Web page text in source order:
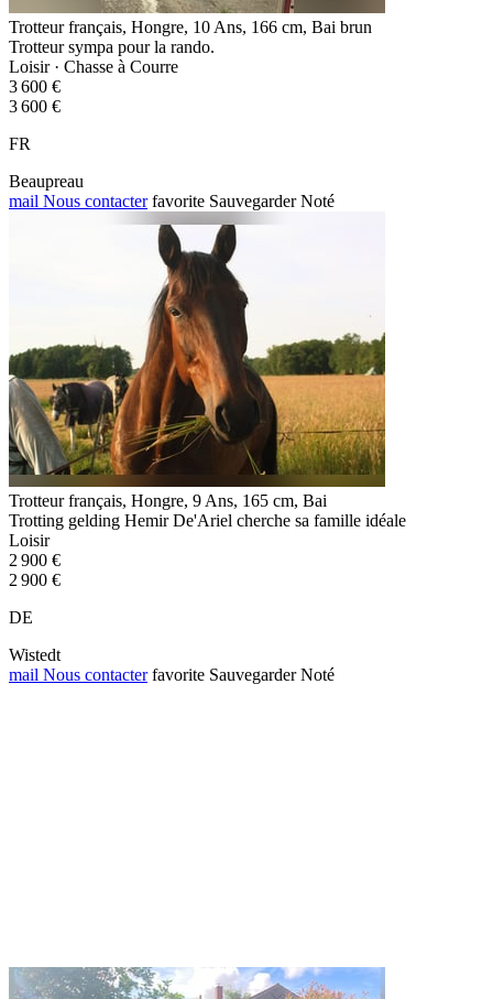
Trotteur français, Hongre, 10 Ans, 166 cm, Bai brun
Trotteur sympa pour la rando.
Loisir · Chasse à Courre
3 600 €
3 600 €
FR
Beaupreau
mail Nous contacter favorite Sauvegarder Noté
Trotteur français, Hongre, 9 Ans, 165 cm, Bai
Trotting gelding Hemir De'Ariel cherche sa famille idéale
Loisir
2 900 €
2 900 €
DE
Wistedt
mail Nous contacter favorite Sauvegarder Noté